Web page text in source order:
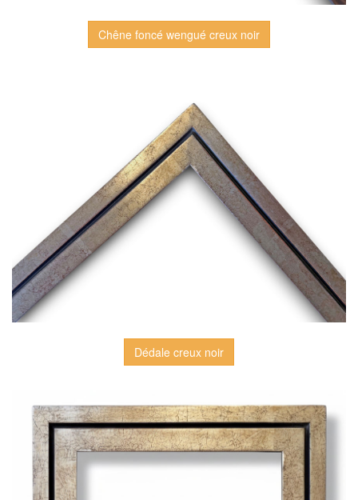
Chêne foncé wengué creux noir
Dédale creux noir